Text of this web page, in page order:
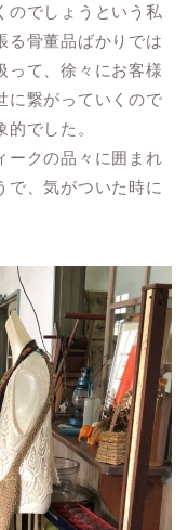
でしょうという私
る骨董品ばかりでは
って、徐々にお客様
に繋がっていくので
的でした。
クの品々に囲まれ
で、気がついた時に